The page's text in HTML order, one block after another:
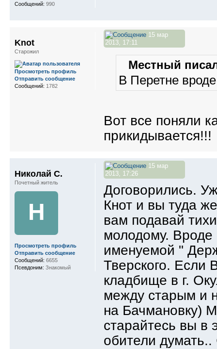
Сообщений: 990
15 мар
2013, 17:11
Местный
В Перетне
Вот все поняли
прикидывается!!!
Knot
Старожил
Просмотреть профиль
Отправить сообщение
Сообщений: 1782
15 мар
2013, 17:26
Договорились.
Кнот и вы туда
вам подавай
молодому.
именуемой "
Тверского. Если
кладбище в г.
между старым и
на Бачмановку)
старайтесь вы в
обители
Николай С.
Почетный житель
Н
Просмотреть профиль
Отправить сообщение
Сообщений: 6655
Псевдоним: Знакомый